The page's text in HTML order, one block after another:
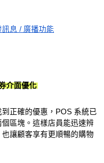
訊息 / 廣播功能
介面優化
正確的優惠，POS 系統已
區塊。這樣店員能迅速辨
讓顧客享有更順暢的購物